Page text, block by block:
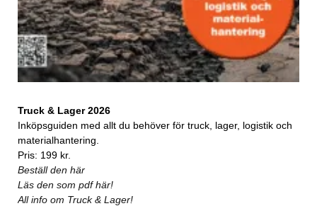
Truck & Lager 2026
Inköpsguiden med allt du behöver för truck, lager, logistik och
materialhantering.
Pris: 199 kr.
Beställ den här
Läs den som pdf här!
All info om Truck & Lager!